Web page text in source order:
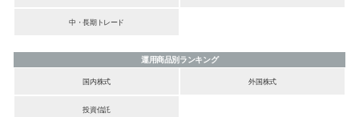
中・長期トレード
運用商品別ランキング
国内株式
外国株式
投資信託